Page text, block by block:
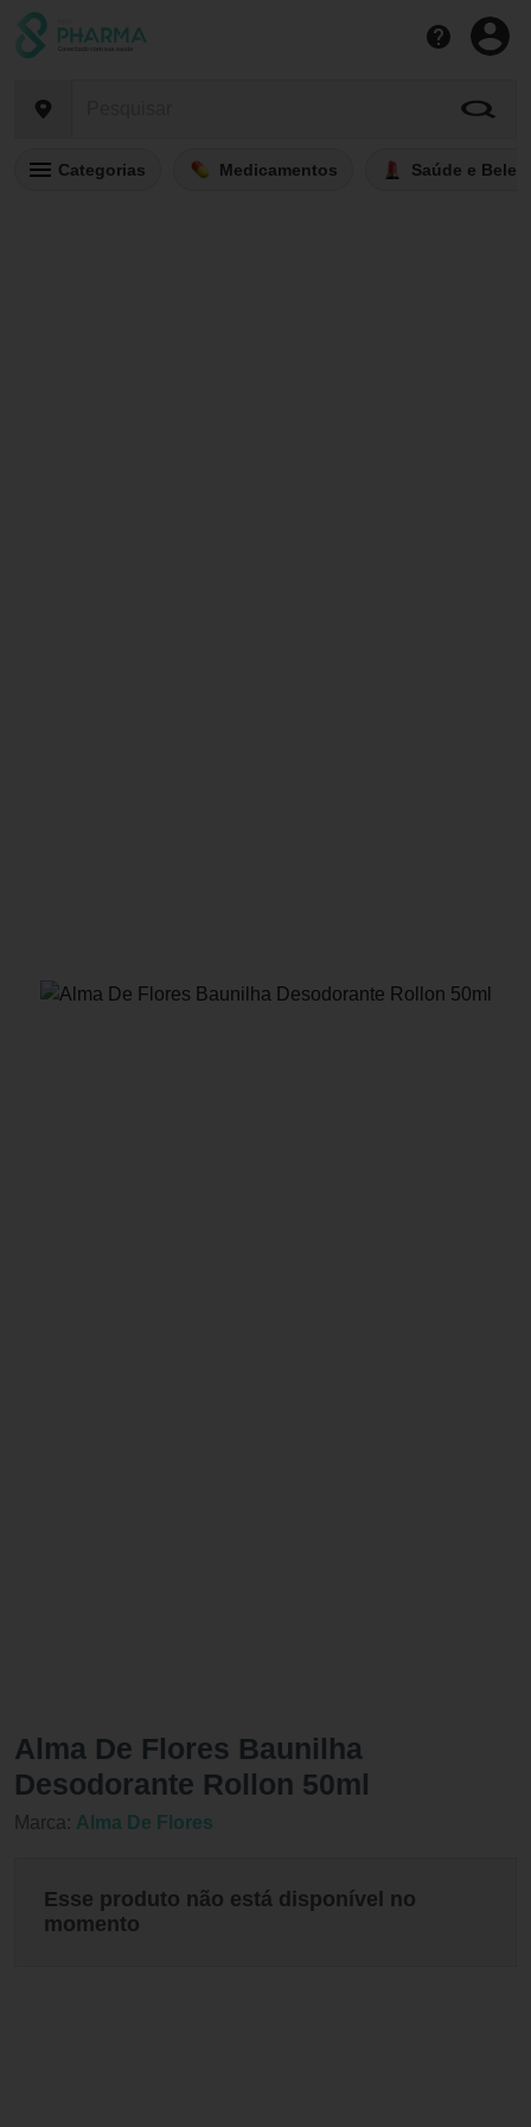
Categorias Medicamentos Saúde e
Alma De Flores Baunilha
Desodorante Rollon 50ml
Marca: Alma De Flores
Esse produto não está disponível no
momento